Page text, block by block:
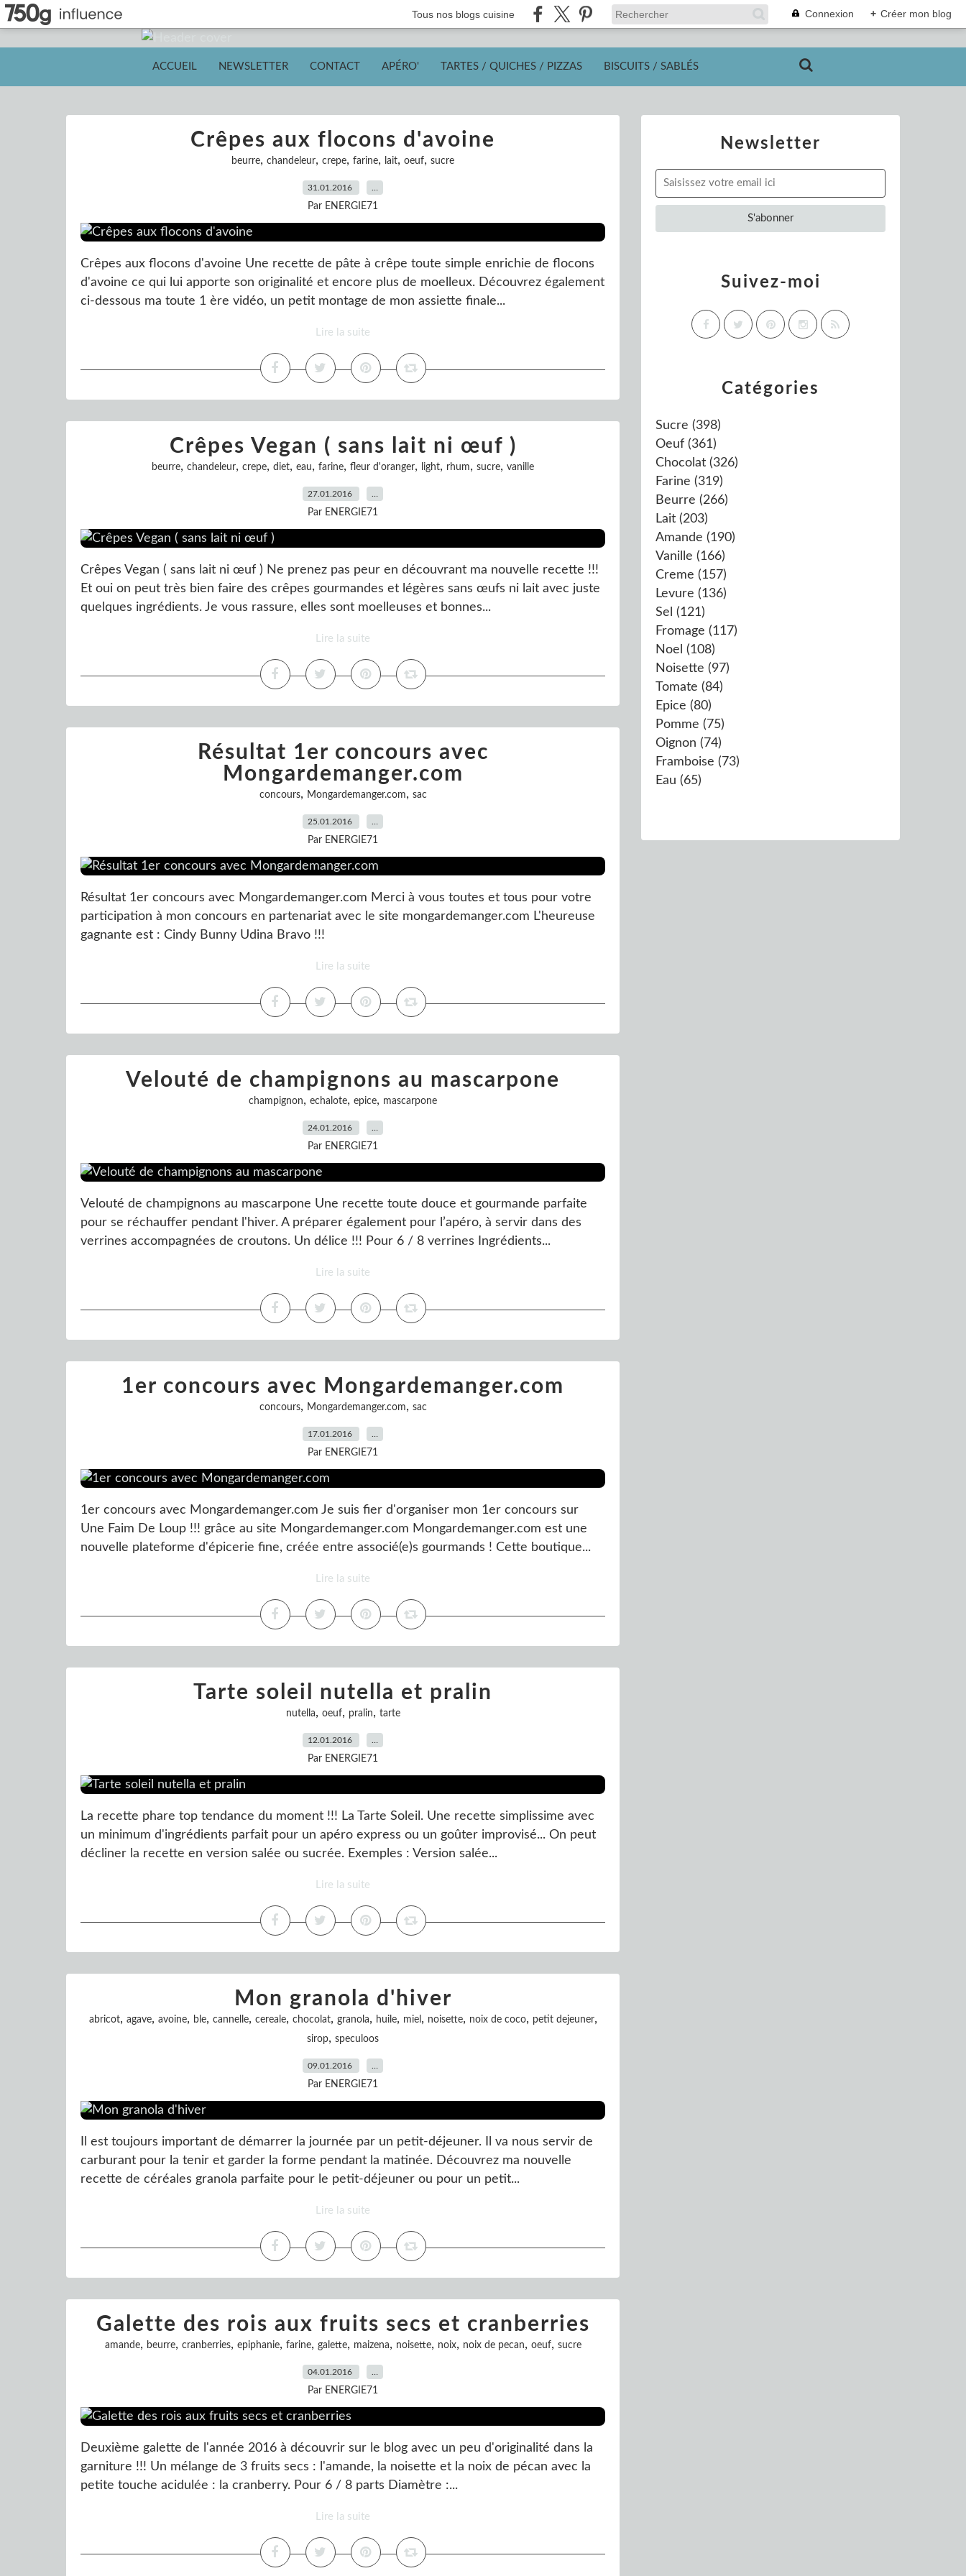
Tous nos blogs cuisine Connexion + Créer mon blog
ACCUEIL NEWSLETTER CONTACT APÉRO' TARTES / QUICHES / PIZZAS BISCUITS / SABLÉS
Crêpes aux flocons d'avoine
beurre, chandeleur, crepe, farine, lait, oeuf, sucre
31.01.2016
Par ENERGIE71
Crêpes aux flocons d'avoine Une recette de pâte à crêpe toute simple enrichie de flocons
d'avoine ce qui lui apporte son originalité et encore plus de moelleux. Découvrez également
ci-dessous ma toute 1 ère vidéo, un petit montage de mon assiette finale...
Lire la suite
Crêpes Vegan ( sans lait ni œuf )
beurre, chandeleur, crepe, diet, eau, farine, fleur d'oranger, light, rhum, sucre, vanille
27.01.2016
Par ENERGIE71
Crêpes Vegan ( sans lait ni œuf ) Ne prenez pas peur en découvrant ma nouvelle recette !!!
Et oui on peut très bien faire des crêpes gourmandes et légères sans œufs ni lait avec juste
quelques ingrédients. Je vous rassure, elles sont moelleuses et bonnes...
Lire la suite
Résultat 1er concours avec
Mongardemanger.com
concours, Mongardemanger.com, sac
25.01.2016
Par ENERGIE71
Résultat 1er concours avec Mongardemanger.com Merci à vous toutes et tous pour votre
participation à mon concours en partenariat avec le site mongardemanger.com L'heureuse
gagnante est : Cindy Bunny Udina Bravo !!!
Lire la suite
Velouté de champignons au mascarpone
champignon, echalote, epice, mascarpone
24.01.2016
Par ENERGIE71
Velouté de champignons au mascarpone Une recette toute douce et gourmande parfaite
pour se réchauffer pendant l'hiver. A préparer également pour l’apéro, à servir dans des
verrines accompagnées de croutons. Un délice !!! Pour 6 / 8 verrines Ingrédients...
Lire la suite
1er concours avec Mongardemanger.com
concours, Mongardemanger.com, sac
17.01.2016
Par ENERGIE71
1er concours avec Mongardemanger.com Je suis fier d'organiser mon 1er concours sur
Une Faim De Loup !!! grâce au site Mongardemanger.com Mongardemanger.com est une
nouvelle plateforme d'épicerie fine, créée entre associé(e)s gourmands ! Cette boutique...
Lire la suite
Tarte soleil nutella et pralin
nutella, oeuf, pralin, tarte
12.01.2016
Par ENERGIE71
La recette phare top tendance du moment !!! La Tarte Soleil. Une recette simplissime avec
un minimum d'ingrédients parfait pour un apéro express ou un goûter improvisé... On peut
décliner la recette en version salée ou sucrée. Exemples : Version salée...
Lire la suite
Mon granola d'hiver
abricot, agave, avoine, ble, cannelle, cereale, chocolat, granola, huile, miel, noisette, noix de coco, petit dejeuner,
sirop, speculoos
09.01.2016
Par ENERGIE71
Il est toujours important de démarrer la journée par un petit-déjeuner. Il va nous servir de
carburant pour la tenir et garder la forme pendant la matinée. Découvrez ma nouvelle
recette de céréales granola parfaite pour le petit-déjeuner ou pour un petit...
Lire la suite
Galette des rois aux fruits secs et cranberries
amande, beurre, cranberries, epiphanie, farine, galette, maizena, noisette, noix, noix de pecan, oeuf, sucre
04.01.2016
Par ENERGIE71
Deuxième galette de l'année 2016 à découvrir sur le blog avec un peu d'originalité dans la
garniture !!! Un mélange de 3 fruits secs : l'amande, la noisette et la noix de pécan avec la
petite touche acidulée : la cranberry. Pour 6 / 8 parts Diamètre :...
Lire la suite
Newsletter
Catégories
Sucre (398)
Oeuf (361)
Chocolat (326)
Farine (319)
Beurre (266)
Lait (203)
Amande (190)
Vanille (166)
Creme (157)
Levure (136)
Sel (121)
Fromage (117)
Noel (108)
Noisette (97)
Tomate (84)
Epice (80)
Pomme (75)
Oignon (74)
Framboise (73)
Eau (65)
Suivez-moi